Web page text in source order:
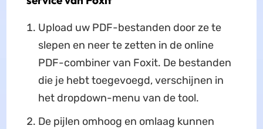
Upload uw PDF-bestanden door ze te
slepen en neer te zetten in de online
PDF-combiner van Foxit. De bestanden
die je hebt toegevoegd, verschijnen in
het dropdown-menu van de tool.
De pijlen omhoog en omlaag kunnen